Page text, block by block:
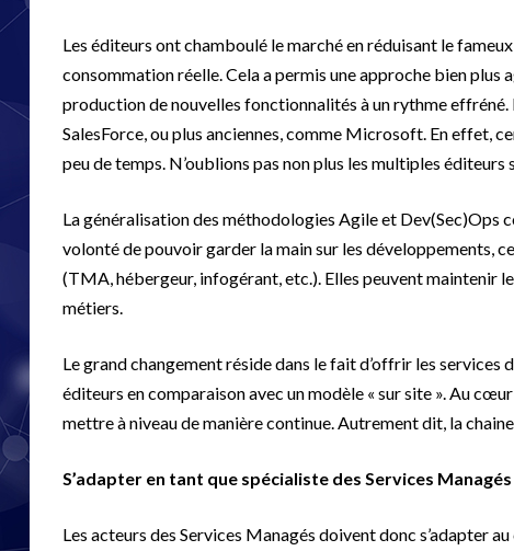
Les éditeurs ont chamboulé le marché en réduisant le
consommation réelle. Cela a permis une approche bien plus
production de nouvelles fonctionnalités à un rythme
SalesForce, ou plus anciennes, comme Microsoft. En effet,
peu de temps. N’oublions pas non plus les multiples
La généralisation des méthodologies Agile et Dev(Sec)Ops
volonté de pouvoir garder la main sur les développements,
(TMA, hébergeur, infogérant, etc.). Elles peuvent maintenir
métiers.
Le grand changement réside dans le fait d’offrir les
éditeurs en comparaison avec un modèle « sur site ». Au
mettre à niveau de manière continue. Autrement dit, la
S’adapter en tant que spécialiste des Services Managés
Les acteurs des Services Managés doivent donc s’adapter